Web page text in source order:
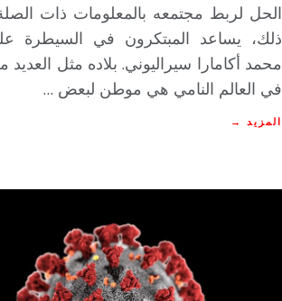
الحل لربط مجتمعه بالمعلومات ذات
ذلك، يساعد المبتكرون في السيطرة
محمد أكامارا سيراليوني. بلاده مثل العديد
في العالم النامي هي موطن لبعض …
المزيد →